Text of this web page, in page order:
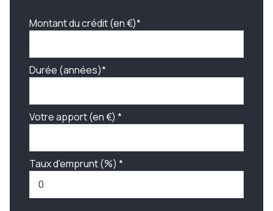
Montant du crédit (en €)*
Durée (années)*
Votre apport (en €) *
Taux d'emprunt (%) *